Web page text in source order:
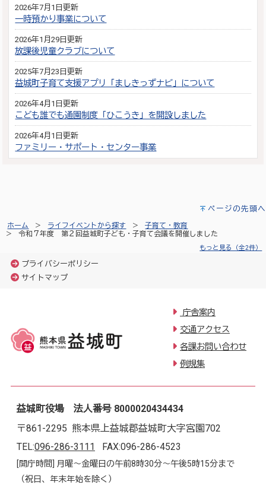
2026年7月1日更新
一時預かり事業について
2026年1月29日更新
放課後児童クラブについて
2025年7月23日更新
益城町子育て支援アプリ「ましきっずナビ」について
2026年4月1日更新
こども誰でも通園制度「ひこうき」を開設しました
2026年4月1日更新
ファミリー・サポート・センター事業
ページの先頭へ
ホーム ライフイベントから探す
子育て・教育
令和７年度 第２回益城町子ども・子育て会議を開催しました
もっと見る（全2件）
プライバシーポリシー
サイトマップ
庁舎案内
交通アクセス
各課お問い合わせ
例規集
益城町役場 法人番号 8000020434434
〒861-2295 熊本県上益城郡益城町大字宮園702
TEL:096-286-3111 FAX:096-286-4523
[開庁時間] 月曜～金曜日の午前8時30分～午後5時15分まで
（祝日、年末年始を除く）